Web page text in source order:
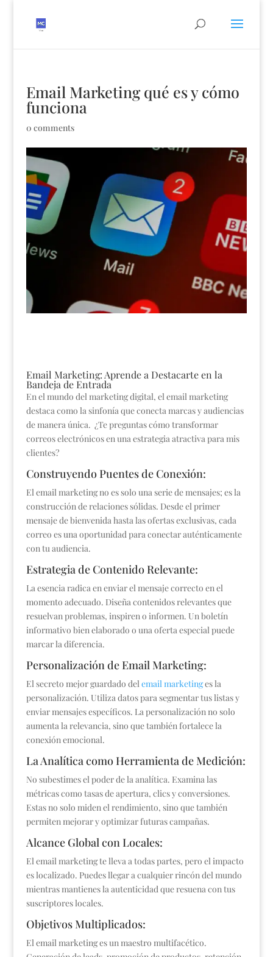
Email Marketing qué es y cómo
funciona
0 comments
Email Marketing: Aprende a Destacarte en la
Bandeja de Entrada
En el mundo del marketing digital, el email marketing
destaca como la sinfonía que conecta marcas y audiencias
de manera única. ¿Te preguntas cómo transformar
correos electrónicos en una estrategia atractiva para mis
clientes?
Construyendo Puentes de Conexión:
El email marketing no es solo una serie de mensajes; es la
construcción de relaciones sólidas. Desde el primer
mensaje de bienvenida hasta las ofertas exclusivas, cada
correo es una oportunidad para conectar auténticamente
con tu audiencia.
Estrategia de Contenido Relevante:
La esencia radica en enviar el mensaje correcto en el
momento adecuado. Diseña contenidos relevantes que
resuelvan problemas, inspiren o informen. Un boletín
informativo bien elaborado o una oferta especial puede
marcar la diferencia.
Personalización de Email Marketing:
El secreto mejor guardado delemail marketinges la
personalización. Utiliza datos para segmentar tus listas y
enviar mensajes específicos. La personalización no solo
aumenta la relevancia, sino que también fortalece la
conexión emocional.
La Analítica como Herramienta de Medición:
No subestimes el poder de la analítica. Examina las
métricas como tasas de apertura, clics y conversiones.
Estas no solo miden el rendimiento, sino que también
permiten mejorar y optimizar futuras campañas.
Alcance Global con Locales:
El email marketing te lleva a todas partes, pero el impacto
es localizado. Puedes llegar a cualquier rincón del mundo
mientras mantienes la autenticidad que resuena con tus
suscriptores locales.
Objetivos Multiplicados:
El email marketing es un maestro multifacético.